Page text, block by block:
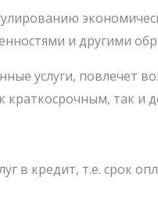
и другими
услуги, повлечет
краткосрочным, так и
в кредит, т.е. срок